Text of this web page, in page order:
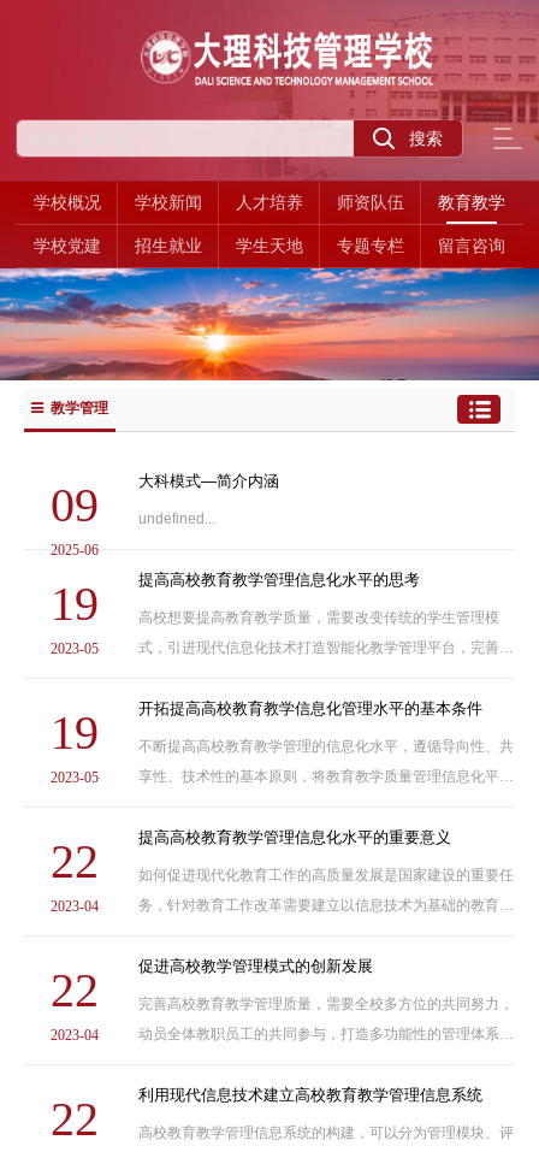
学校概况 学校新闻 人才培养 师资队伍 教育教学
学校党建 招生就业 学生天地 专题专栏 留言咨询
教学管理
09
2025-06
大科模式—简介内涵
undefined...
19
2023-05
提高高校教育教学管理信息化水平的思考
高校想要提高教育教学质量，需要改变传统的学生管理模
式，引进现代信息化技术打造智能化教学管理平台，完善高
校教育教学管理体系，对教学流程、教学内容进行有效监
管，对学生的教学表现和整体课堂教学成效进行综合评......
19
2023-05
开拓提高高校教育教学信息化管理水平的基本条件
不断提高高校教育教学管理的信息化水平，遵循导向性、共
享性、技术性的基本原则，将教育教学质量管理信息化平台
作为一系列教育教学改革工作的基础与前提。整合高校教育
教学管理工作开展进程中的各类要素，利用现代智......
22
2023-04
提高高校教育教学管理信息化水平的重要意义
如何促进现代化教育工作的高质量发展是国家建设的重要任
务，针对教育工作改革需要建立以信息技术为基础的教育教
学中心，制定科学的人才培养方案，参考《中华人民共和国
高等教育法》中的相关规定，坚持以高素质人才培......
22
2023-04
促进高校教学管理模式的创新发展
完善高校教育教学管理质量，需要全校多方位的共同努力，
动员全体教职员工的共同参与，打造多功能性的管理体系，
发挥各教育部门的联动性作用，利用现代化信息管理平台，
打破传统教育教学管理时间、空间的限制，保证教......
22 利用现代信息技术建立高校教育教学管理信息系统
高校教育教学管理信息系统的构建，可以分为管理模块、评